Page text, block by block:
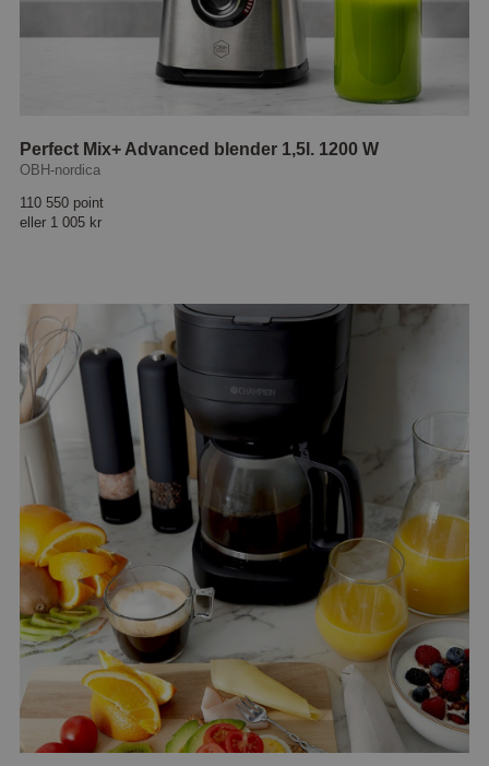
Perfect Mix+ Advanced blender 1,5l. 1200 W
OBH-nordica
110 550 point
eller 1 005 kr